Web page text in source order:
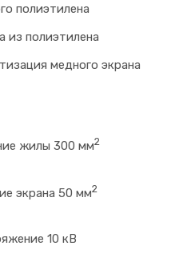
полиэтилена
из полиэтилена
медного экрана
жилы 300 мм2
экрана 50 мм2
10 кВ